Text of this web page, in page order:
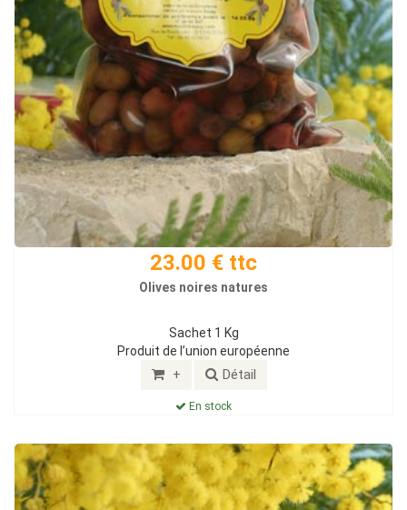
23.00 € ttc
Olives noires natures
Sachet 1 Kg
Produit de l’union européenne
+ Détail
En stock